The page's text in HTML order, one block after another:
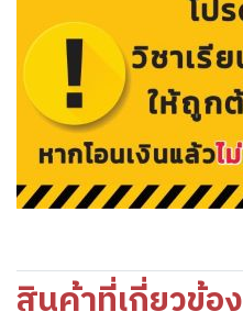
สินค้าที่เกี่ยวข้อง